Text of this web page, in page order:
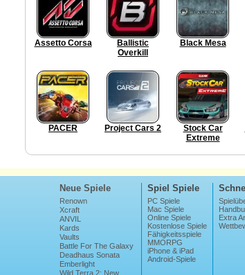
Assetto Corsa
Ballistic
Overkill
Black Mesa
PACER Project Cars 2
Stock Car
Extreme
Neue Spiele
Renown
Xcraft
ANVIL
Kards
Vaults
Battle For The Galaxy
Deadhaus Sonata
Emberlight
Wild Terra 2: New
Spiel Spiele
PC Spiele
Mac Spiele
Online Spiele
Kostenlose Spiele
Fähigkeitsspiele
MMORPG
iPhone & iPad
Android-Spiele
Extra